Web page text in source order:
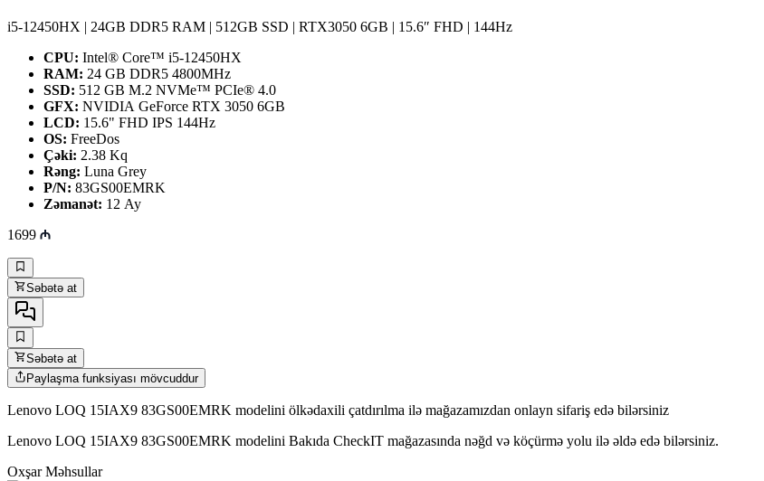
i5-12450HX | 24GB DDR5 RAM | 512GB SSD | RTX3050 6GB | 15.6″ FHD | 144Hz
CPU: Intel® Core™ i5-12450HX
RAM: 24 GB DDR5 4800MHz
SSD: 512 GB M.2 NVMe™ PCIe® 4.0
GFX: NVIDIA GeForce RTX 3050 6GB
LCD: 15.6" FHD IPS 144Hz
OS: FreeDos
Çəki: 2.38 Kq
Rəng: Luna Grey
P/N: 83GS00EMRK
Zəmanət: 12 Ay
1699
Səbətə at
Səbətə at
Paylaşma funksiyası mövcuddur
Lenovo LOQ 15IAX9 83GS00EMRK modelini ölkədaxili çatdırılma ilə mağazamızdan onlayn sifariş edə bilərsiniz
Lenovo LOQ 15IAX9 83GS00EMRK modelini Bakıda CheckIT mağazasında nəğd və köçürmə yolu ilə əldə edə bilərsiniz.
Oxşar Məhsullar